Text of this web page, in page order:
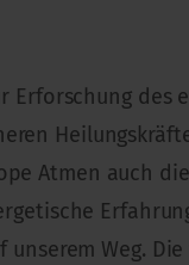
des
Atmen auch
Weg.